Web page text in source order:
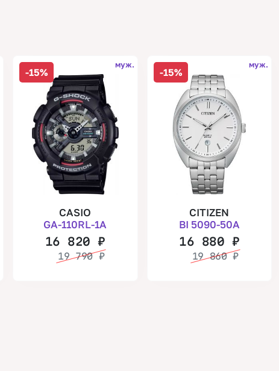
-15%
муж.
CASIO
GA-110RL-1A
16 820₽
19 790 ₽
-15%
муж.
CITIZEN
BI 5090-50A
16 880 ₽
19 860₽